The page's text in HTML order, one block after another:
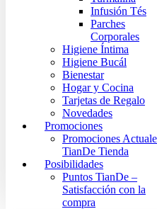
Infusión Tés
Parches
Corporales
Higiene Íntima
Higiene Bucál
Bienestar
Hogar y Cocina
Tarjetas de Regalo
Novedades
Promociones
Promociones
TianDe Tienda
Posibilidades
Puntos TianDe –
Satisfacción con la
compra